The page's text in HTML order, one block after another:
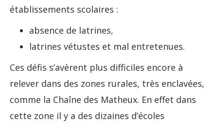
établissements scolaires :
absence de latrines,
latrines vétustes et mal entretenues.
Ces défis s’avèrent plus difficiles encore à
relever dans des zones rurales, très enclavées,
comme la Chaîne des Matheux. En effet dans
cette zone il y a des dizaines d’écoles